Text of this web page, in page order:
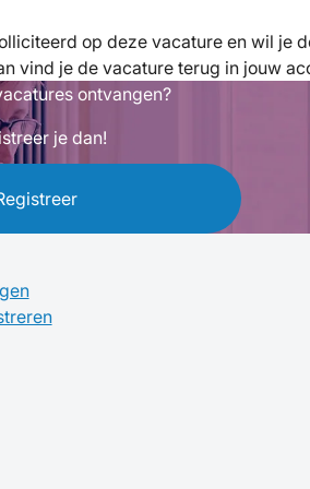
op deze vacature en wil je
vind je de vacature terug in jouw
ontvangen?
je dan!